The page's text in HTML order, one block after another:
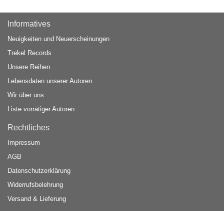
Informatives
Neuigkeiten und Neuerscheinungen
Trekel Records
Unsere Reihen
Lebensdaten unserer Autoren
Wir über uns
Liste vorrätiger Autoren
Rechtliches
Impressum
AGB
Datenschutzerklärung
Widerrufsbelehrung
Versand & Lieferung